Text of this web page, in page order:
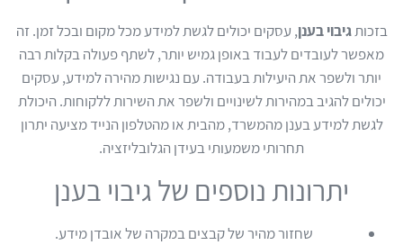
בזכותגיבוי בענן, עסקים יכולים לגשת למידע מכל מקום ובכל זמן. זה
מאפשר לעובדים לעבוד באופן גמיש יותר, לשתף פעולה בקלות רבה
יותר ולשפר את היעילות בעבודה. עם נגישות מהירה למידע, עסקים
יכולים להגיב במהירות לשינויים ולשפר את השירות ללקוחות. היכולת
לגשת למידע בענן מהמשרד, מהבית או מהטלפון הנייד מציעה יתרון
תחרותי משמעותי בעידן הגלובליזציה.
יתרונות נוספים של גיבוי בענן
שחזור מהיר של קבצים במקרה של אובדן מידע.